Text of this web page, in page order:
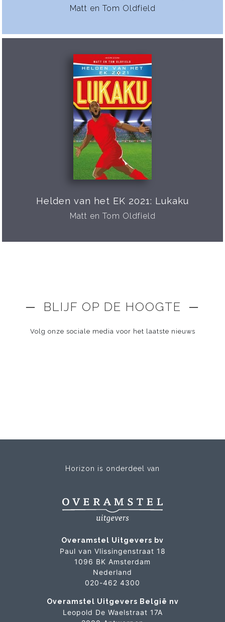
Matt en Tom Oldfield
Helden van het EK 2021: Lukaku
Matt en Tom Oldfield
─ BLIJF OP DE HOOGTE ─
Volg onze sociale media voor het laatste nieuws
Horizon is onderdeel van
Overamstel Uitgevers bv
Paul van Vlissingenstraat 18
1096 BK Amsterdam
Nederland
020-462 4300
Overamstel Uitgevers België nv
Leopold De Waelstraat 17A